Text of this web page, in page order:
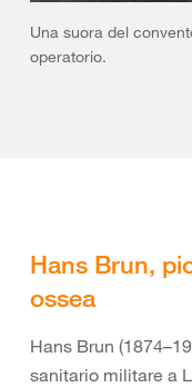
Una suora del
operatorio.
Hans Brun,
ossea
Hans Brun
sanitario militare a